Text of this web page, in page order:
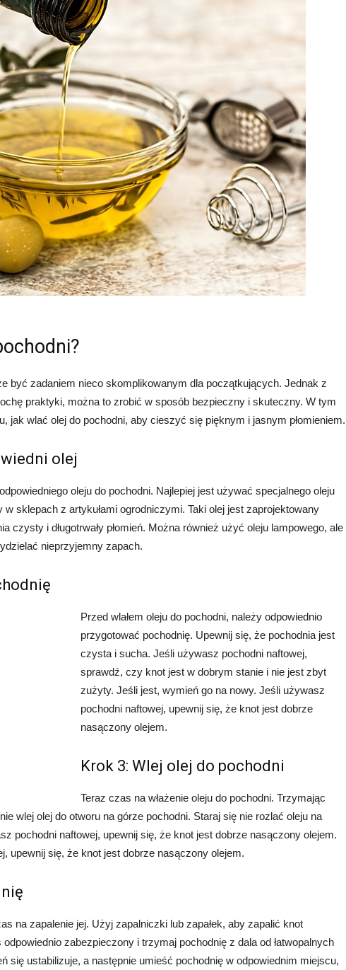
być zadaniem nieco skomplikowanym dla początkujących. Jednak z
praktyki, można to zrobić w sposób bezpieczny i skuteczny. W tym
jak wlać olej do pochodni, aby cieszyć się pięknym i jasnym płomieniem.
olej
oleju do pochodni. Najlepiej jest używać specjalnego oleju
sklepach z artykułami ogrodniczymi. Taki olej jest zaprojektowany
czysty i długotrwały płomień. Można również użyć oleju lampowego, ale
nieprzyjemny zapach.
Przed wlałem oleju do pochodni, należy odpowiednio
przygotować pochodnię. Upewnij się, że pochodnia jest
czysta i sucha. Jeśli używasz pochodni naftowej,
sprawdź, czy knot jest w dobrym stanie i nie jest zbyt
zużyty. Jeśli jest, wymień go na nowy. Jeśli używasz
pochodni naftowej, upewnij się, że knot jest dobrze
nasączony olejem.
Krok 3: Wlej olej do pochodni
Teraz czas na włażenie oleju do pochodni. Trzymając
wlej olej do otworu na górze pochodni. Staraj się nie rozlać oleju na
pochodni naftowej, upewnij się, że knot jest dobrze nasączony olejem.
upewnij się, że knot jest dobrze nasączony olejem.
na zapalenie jej. Użyj zapalniczki lub zapałek, aby zapalić knot
zabezpieczony i trzymaj pochodnię z dala od łatwopalnych
się ustabilizuje, a następnie umieść pochodnię w odpowiednim miejscu,